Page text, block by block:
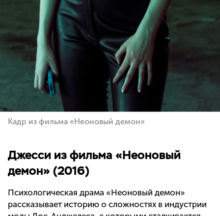
Кадр из фильма «Неоновый демон»
Джесси из фильма «Неоновый
демон» (2016)
Психологическая драма «Неоновый демон»
рассказывает историю о сложностях в индустрии